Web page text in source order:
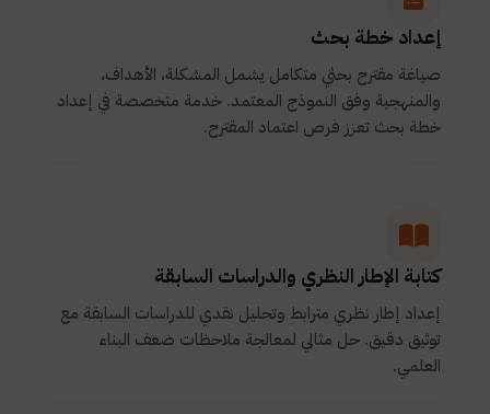
إعداد خطة بحث
صياغة مقترح بحثي متكامل يشمل المشكلة، الأهداف،
والمنهجية وفق النموذج المعتمد. خدمة متخصصة في إعداد
خطة بحث تعزز فرص اعتماد المقترح.
كتابة الإطار النظري والدراسات السابقة
إعداد إطار نظري مترابط وتحليل نقدي للدراسات السابقة مع
توثيق دقيق. حل مثالي لمعالجة ملاحظات ضعف البناء
العلمي.